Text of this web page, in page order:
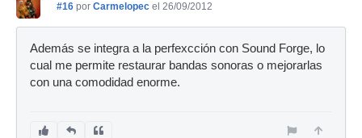
#16 por Carmelopec el 26/09/2012
Además se integra a la perfexcción con Sound Forge, lo
cual me permite restaurar bandas sonoras o mejorarlas
con una comodidad enorme.